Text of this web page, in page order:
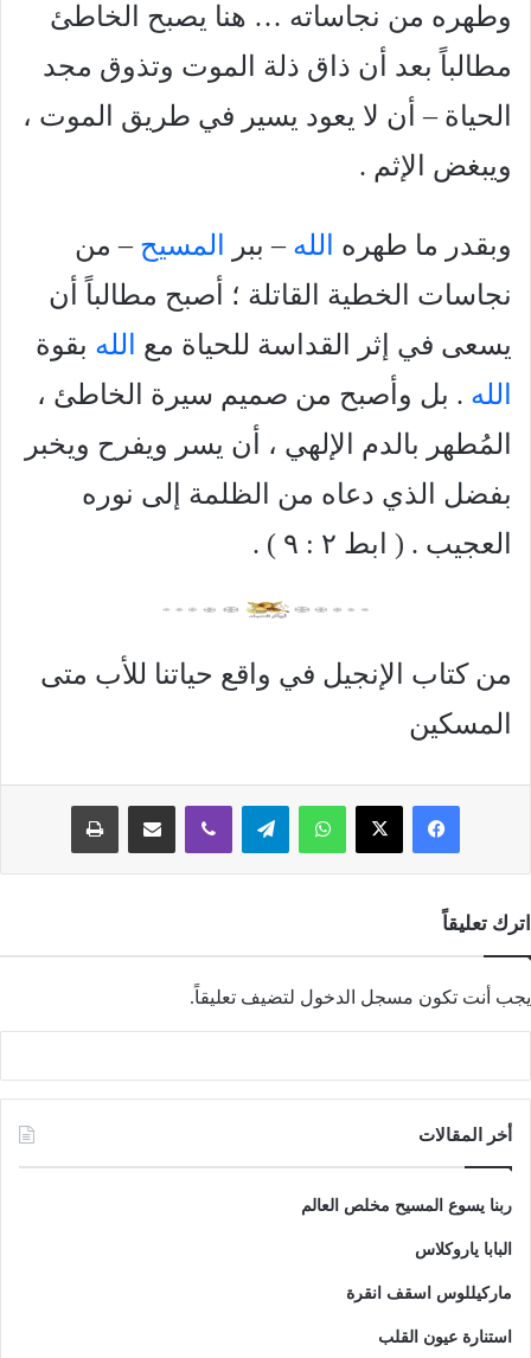
وطهره من نجاساته … هنا يصبح الخاطئ
مطالباً بعد أن ذاق ذلة الموت وتذوق مجد
الحياة – أن لا يعود يسير في طريق الموت ،
ويبغض الإثم .
وبقدر ما طهره الله – ببر المسيح – من
نجاسات الخطية القاتلة ؛ أصبح مطالباً أن
يسعى في إثر القداسة للحياة مع
الله بقوة
الله . بل وأصبح من صميم سيرة الخاطئ ،
المُطهر بالدم الإلهي ، أن يسر ويفرح ويخبر
بفضل الذي دعاه من الظلمة إلى نوره
العجيب . ( ابط ۲ : ۹ ) .
من كتاب الإنجيل في واقع حياتنا للأب متى
المسكين
فيسبوك‫X واتسابتيلقرامڤايبر مشاركة عبر البريد طباعة
اترك تعليقاً
يجب أنت تكون مسجل الدخول لتضيف تعليقاً.
أخر المقالات
ربنا يسوع المسيح مخلص العالم
البابا ياروكلاس
ماركيللوس اسقف انقرة
استنارة عيون القلب